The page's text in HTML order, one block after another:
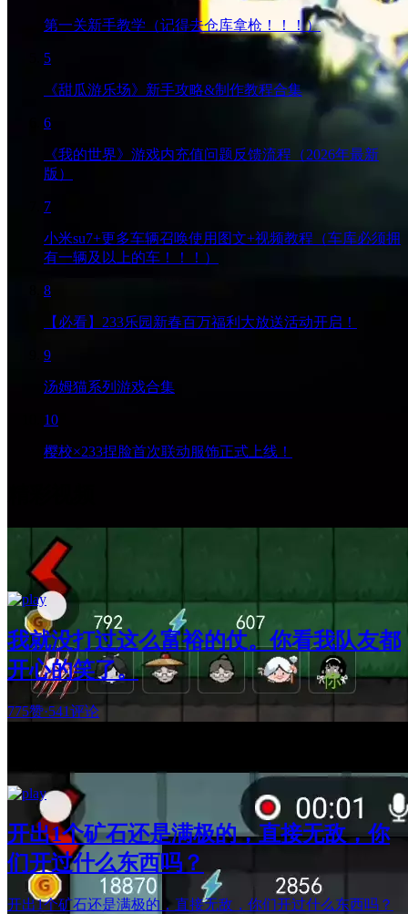
第一关新手教学（记得去仓库拿枪！！！）
5
《甜瓜游乐场》新手攻略&制作教程合集
6
《我的世界》游戏内充值问题反馈流程（2026年最新
版）
7
小米su7+更多车辆召唤使用图文+视频教程（车库必须拥
有一辆及以上的车！！！）
8
【必看】233乐园新春百万福利大放送活动开启！
9
汤姆猫系列游戏合集
10
樱校×233捏脸首次联动服饰正式上线！
我就没打过这么富裕的仗。你看我队友都
开心的笑了。
775赞·541评论
开出1个矿石还是满极的，直接无敌，你
们开过什么东西吗？
开出1个矿石还是满极的，直接无敌，你们开过什么东西吗？